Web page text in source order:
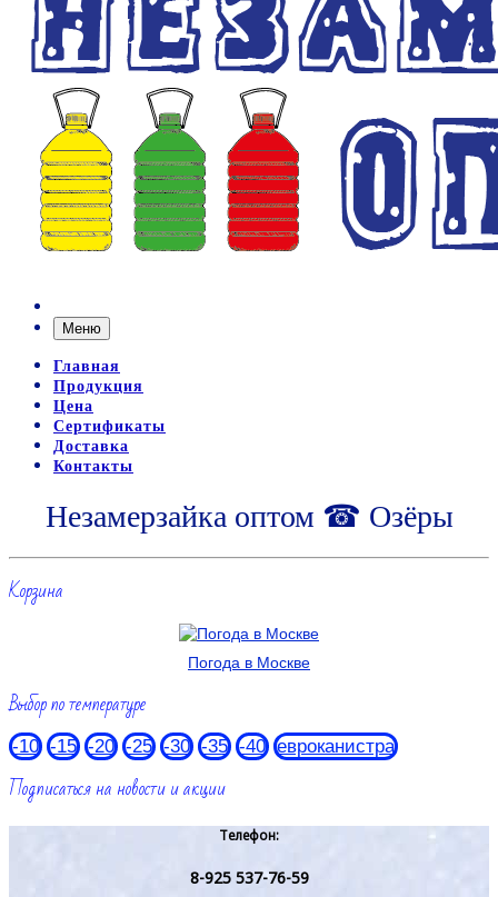
Меню
Главная
Продукция
Цена
Сертификаты
Доставка
Контакты
Незамерзайка оптом ☎ Озёры
Корзина
Погода в Москве
Выбор по температуре
-10 -15 -20 -25 -30 -35 -40 евроканистра
Подписаться на новости и акции
Телефон:
8-925 537-76-59